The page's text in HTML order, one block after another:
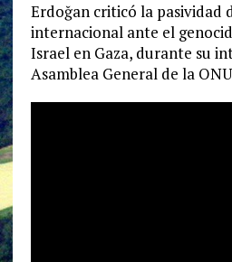
Erdoğan criticó la pasividad
internacional ante el
Israel en Gaza, durante su
Asamblea General de la